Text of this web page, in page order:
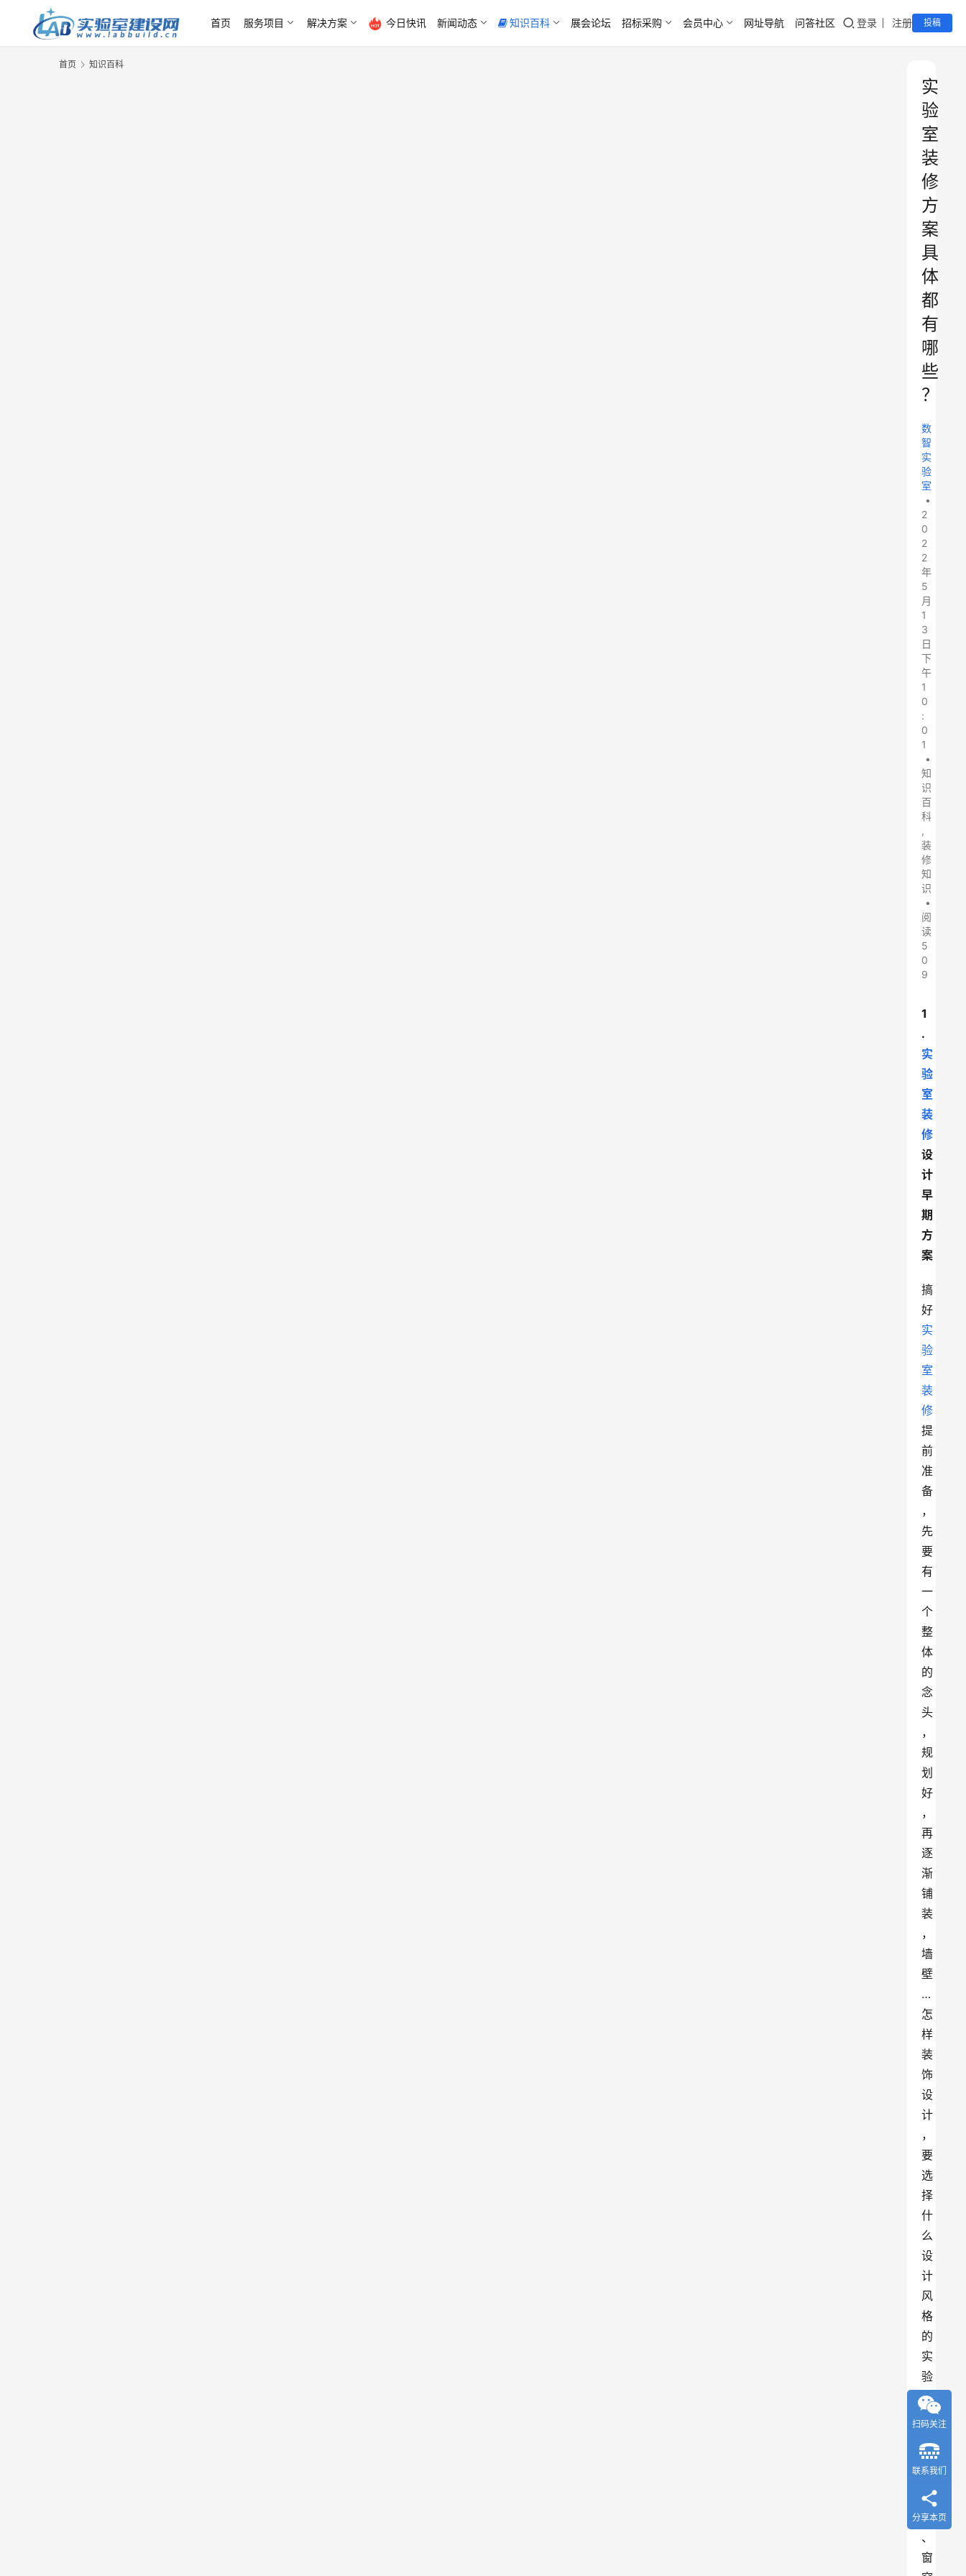
首页 服务项目 解决方案 今日快讯 新闻动态 知识百科 展会论坛 招标采购 会员中心 网址导航 问答社区 登录 注册 投稿
首页 知识百科
实
验
室
装
修
方
案
具
体
都
有
哪
些
？
数
智
实
验
室
•
2
0
2
2
年
5
月
1
3
日
下
午
1
0
:
0
1
•
知
识
百
科
,
装
修
知
识
•
阅
读
5
0
9
1
.
实
验
室
装
修
设
计
早
期
方
案
搞
好
实
验
室
装
修
提
前
准
备
，
先
要
有
一
个
整
体
的
念
头
，
规
划
好
，
再
逐
渐
铺
装
，
墙
壁
…
怎
样
装
饰
设
计
，
要
选
择
什
么
设
计
风
格
的
实
验
家
具
照
明
灯
具
、
窗
扫码关注
联系我们
分享本页